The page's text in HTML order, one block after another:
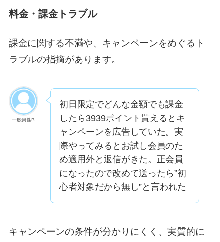
料金・課金トラブル
課金に関する不満や、キャンペーンをめぐるト
ラブルの指摘があります。
一般男性B
初日限定でどんな金額でも課金
したら3939ポイント貰えるとキ
ャンペーンを広告していた。実
際やってみるとお試し会員のた
め適用外と返信がきた。正会員
になったので改めて送ったら”初
心者対象だから無し”と言われた
キャンペーンの条件が分かりにくく、実質的に